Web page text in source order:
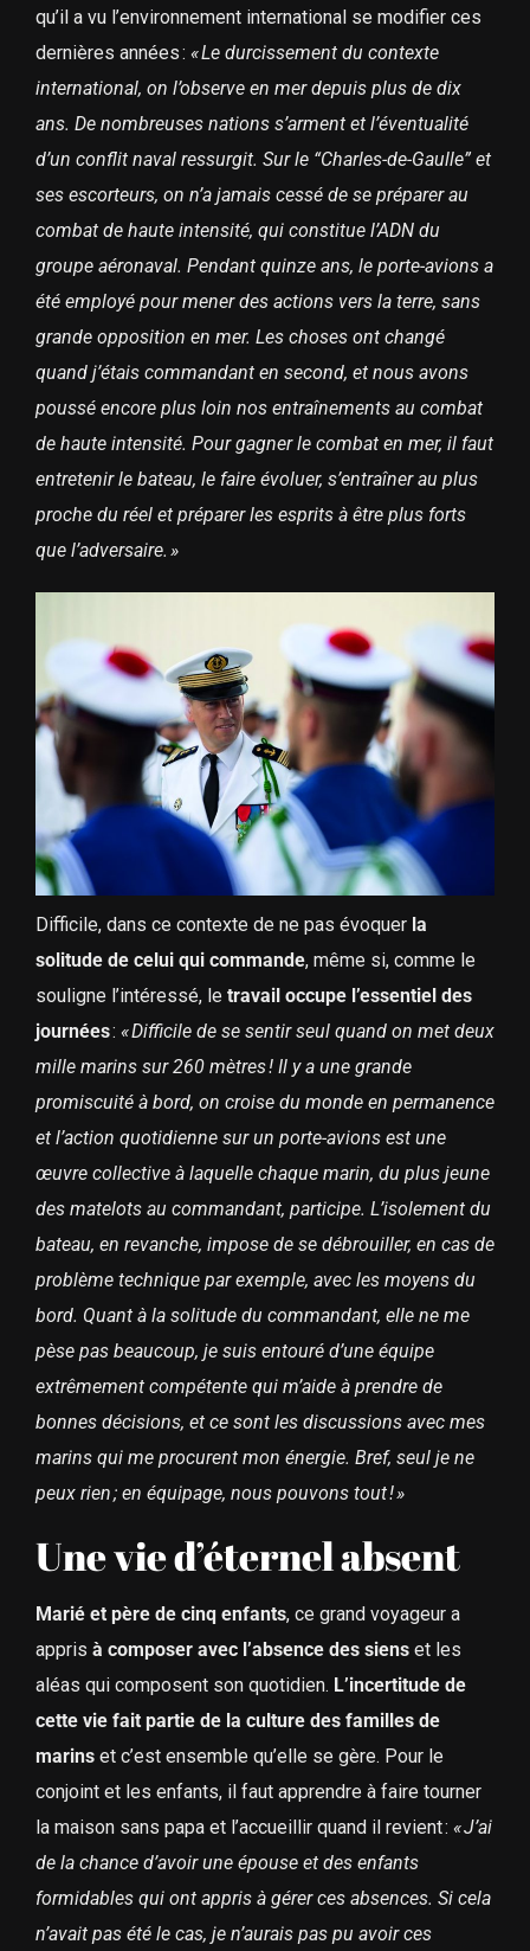
qu’il a vu l’environnement international se modifier ces
dernières années : « Le durcissement du contexte
international, on l’observe en mer depuis plus de dix
ans. De nombreuses nations s’arment et l’éventualité
d’un conflit naval ressurgit. Sur le “Charles-de-Gaulle” et
ses escorteurs, on n’a jamais cessé de se préparer au
combat de haute intensité, qui constitue l’ADN du
groupe aéronaval. Pendant quinze ans, le porte-avions a
été employé pour mener des actions vers la terre, sans
grande opposition en mer. Les choses ont changé
quand j’étais commandant en second, et nous avons
poussé encore plus loin nos entraînements au combat
de haute intensité. Pour gagner le combat en mer, il faut
entretenir le bateau, le faire évoluer, s’entraîner au plus
proche du réel et préparer les esprits à être plus forts
que l’adversaire. »
Difficile, dans ce contexte de ne pas évoquer la
solitude de celui qui commande, même si, comme le
souligne l’intéressé, letravail occupe l’essentiel des
journées: « Difficile de se sentir seul quand on met deux
mille marins sur 260 mètres ! Il y a une grande
promiscuité à bord, on croise du monde en permanence
et l’action quotidienne sur un porte-avions est une
œuvre collective à laquelle chaque marin, du plus jeune
des matelots au commandant, participe. L’isolement du
bateau, en revanche, impose de se débrouiller, en cas de
problème technique par exemple, avec les moyens du
bord. Quant à la solitude du commandant, elle ne me
pèse pas beaucoup, je suis entouré d’une équipe
extrêmement compétente qui m’aide à prendre de
bonnes décisions, et ce sont les discussions avec mes
marins qui me procurent mon énergie. Bref, seul je ne
peux rien ; en équipage, nous pouvons tout ! »
Une vie d’éternel absent
Marié et père de cinq enfants, ce grand voyageur a
appris à composer avec l’absence des sienset les
aléas qui composent son quotidien. L’incertitude de
cette vie fait partie de la culture des familles de
marinset c’est ensemble qu’elle se gère. Pour le
conjoint et les enfants, il faut apprendre à faire tourner
la maison sans papa et l’accueillir quand il revient : « J’ai
de la chance d’avoir une épouse et des enfants
formidables qui ont appris à gérer ces absences. Si cela
n’avait pas été le cas, je n’aurais pas pu avoir ces